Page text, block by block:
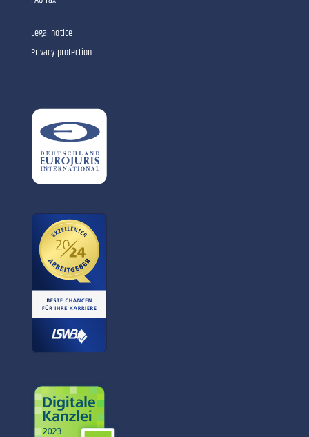
Legal notice
Privacy protection